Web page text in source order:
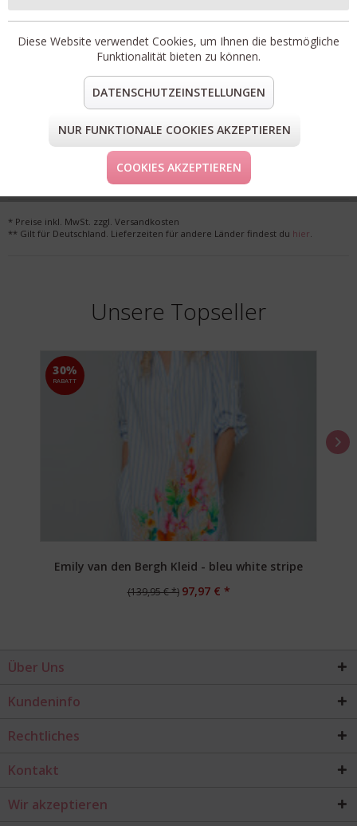
mit Volant am Saum und Schluppe am Kragen
Artikel-Nr.:
0096629-0993
Oberstoff und Futter: 100% Polyester
teilen
pin it mail teilen
LIEFERUNG & KOSTENLOSE RETOURE
* Preise inkl. MwSt. zzgl. Versandkosten
** Gilt für Deutschland. Lieferzeiten für andere Länder findest du hier.
Unsere Topseller
30%
RABATT
Emily van den Bergh Kleid - bleu white stripe
(139,95 € *) 97,97 € *
Über Uns
Kundeninfo
Rechtliches
Kontakt
Wir akzeptieren
Diese Website verwendet Cookies, um Ihnen die bestmögliche
Funktionalität bieten zu können.
DATENSCHUTZEINSTELLUNGEN
NUR FUNKTIONALE COOKIES AKZEPTIEREN
COOKIES AKZEPTIEREN